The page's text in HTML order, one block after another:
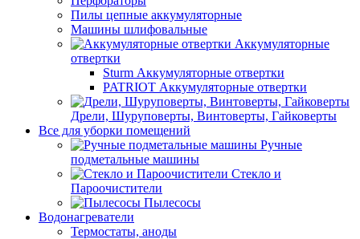
Пилы цепные аккумуляторные
Машины шлифовальные
Аккумуляторные
отвертки
Sturm Аккумуляторные отвертки
PATRIOT Аккумуляторные отвертки
Дрели, Шуруповерты, Винтоверты, Гайковерты
Все для уборки помещений
Ручные
подметальные машины
Стекло и
Пароочистители
Пылесосы
Водонагреватели
Термостаты, аноды